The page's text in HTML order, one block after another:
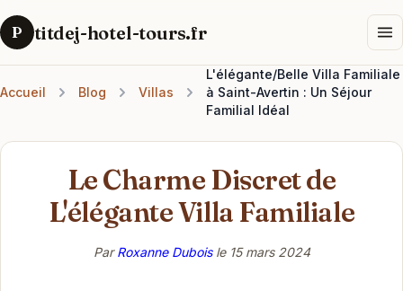
P titdej-hotel-tours.fr
Accueil Blog Villas
L'élégante/Belle Villa Familiale
à Saint-Avertin : Un Séjour
Familial Idéal
Le Charme Discret de
L'élégante Villa Familiale
ParRoxanne Duboisle 15 mars 2024